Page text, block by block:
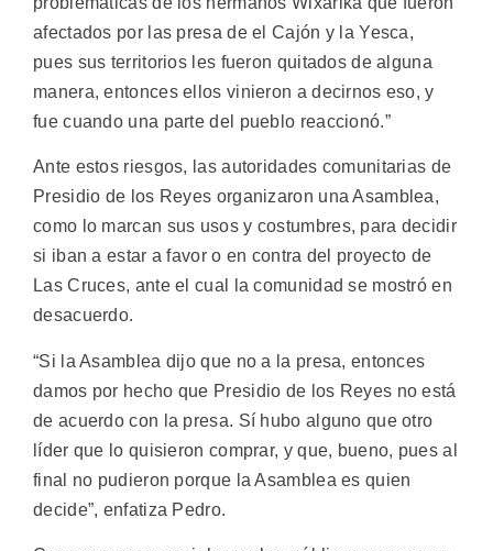
afectados por las presa de el Cajón y la Yesca,
pues sus territorios les fueron quitados de alguna
manera, entonces ellos vinieron a decirnos eso, y
fue cuando una parte del pueblo reaccionó.”
Ante estos riesgos, las autoridades comunitarias de
Presidio de los Reyes organizaron una Asamblea,
como lo marcan sus usos y costumbres, para decidir
si iban a estar a favor o en contra del proyecto de
Las Cruces, ante el cual la comunidad se mostró en
desacuerdo.
“Si la Asamblea dijo que no a la presa, entonces
damos por hecho que Presidio de los Reyes no está
de acuerdo con la presa. Sí hubo alguno que otro
líder que lo quisieron comprar, y que, bueno, pues al
final no pudieron porque la Asamblea es quien
decide”, enfatiza Pedro.